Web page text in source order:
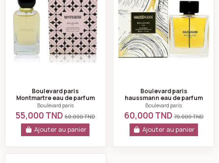
Boulevard paris
Montmartre eau de parfum
pour femme 100ml
Boulevard paris
55,000 TND60,000 TND
Ajouter au panier
Boulevard paris
haussmann eau de parfum
pour homme 100ml
Boulevard paris
60,000 TND70,000 TND
Ajouter au panier